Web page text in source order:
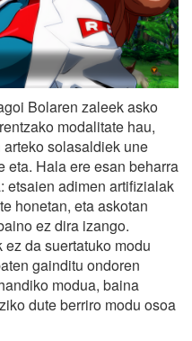
Bolaren zaleek asko
modalitate hau,
solasaldiek une
eta. Hala ere esan beharra
etsaien adimen artifizialak
honetan, eta askotan
ez dira izango.
da suertatuko modu
gainditu ondoren
modua, baina
dute berriro modu osoa